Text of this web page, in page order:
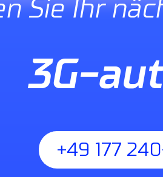
Sie Ihr
3G-
+49 177